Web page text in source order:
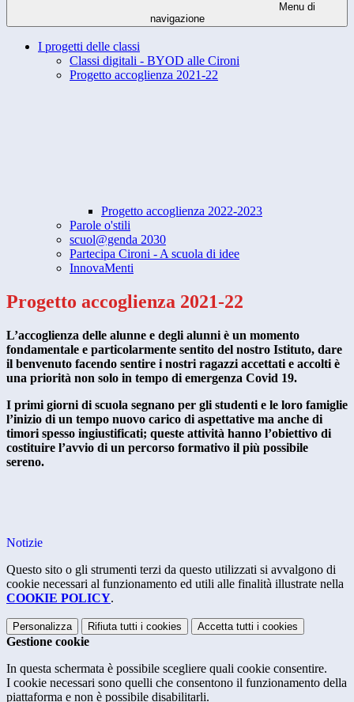
Menu di
navigazione
I progetti delle classi
Classi digitali - BYOD alle Cironi
Progetto accoglienza 2021-22
Progetto accoglienza 2022-2023
Parole o'stili
scuol@genda 2030
Partecipa Cironi - A scuola di idee
InnovaMenti
Progetto accoglienza 2021-22
L’accoglienza delle alunne e degli alunni è un momento
fondamentale e particolarmente sentito del nostro Istituto, dare
il benvenuto facendo sentire i nostri ragazzi accettati e accolti è
una priorità non solo in tempo di emergenza Covid 19.
I primi giorni di scuola segnano per gli studenti e le loro famiglie
l’inizio di un tempo nuovo carico di aspettative ma anche di
timori spesso ingiustificati; queste attività hanno l’obiettivo di
costituire l’avvio di un percorso formativo il più possibile
sereno.
Notizie
Questo sito o gli strumenti terzi da questo utilizzati si avvalgono di
cookie necessari al funzionamento ed utili alle finalità illustrate nella
COOKIE POLICY.
Personalizza Rifiuta tutti i cookies Accetta tutti i cookies
Gestione cookie
In questa schermata è possibile scegliere quali cookie consentire.
I cookie necessari sono quelli che consentono il funzionamento della
piattaforma e non è possibile disabilitarli.